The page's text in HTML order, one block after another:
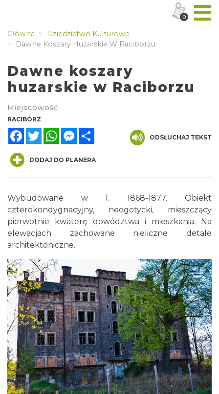
Główna
Dziedzictwo Kulturowe
Dawne Koszary Huzarskie W Raciborzu
Dawne koszary
huzarskie w Raciborzu
Miejscowość:
RACIBÓRZ
FacebookTwitterWhatsAppMessenger
ODSŁUCHAJ TEKST
DODAJ DO PLANERA
Wybudowane w l. 1868-1877. Obiekt
czterokondygnacyjny, neogotycki, mieszczący
pierwotnie kwaterę dowództwa i mieszkania. Na
elewacjach zachowane nieliczne detale
architektoniczne.
0